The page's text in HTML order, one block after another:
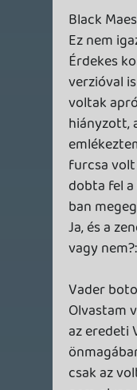
simán kaptam
héten a KS-ban
mediumnál
borzalmas,
megcsinálni
aztán majd
LIVE!
hangulata van.
Űrdongó
Komoly a
hittem a HALO 3-
Guitar Hero 3-at
kapok sehol 360-
játékpolcokat a
kereskedésekben.
Ha más nem
külhonból.
Alwares